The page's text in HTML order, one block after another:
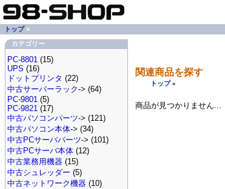
関連商品を探す
トップ»
商品が見つかりません...
トップ»
カテゴリー
PC-8801 (15)
UPS (16)
ドットプリンタ (22)
中古サーバーラック-> (64)
PC-9801 (5)
PC-9821 (17)
中古パソコンパーツ-> (121)
中古パソコン本体-> (34)
中古PCサーバパーツ-> (101)
中古PCサーバ本体 (12)
中古業務用機器 (15)
中古シュレッダー (5)
中古ネットワーク機器 (10)